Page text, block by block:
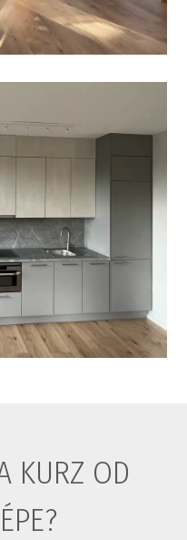
KURZ OD